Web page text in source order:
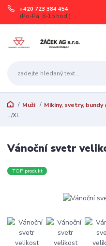
+420 723 384 454
(Po-Pá, 8-15 hod.)
Muži Mikiny, svetry, bundy
L/XL
Vánoční svetr
TOP produkt